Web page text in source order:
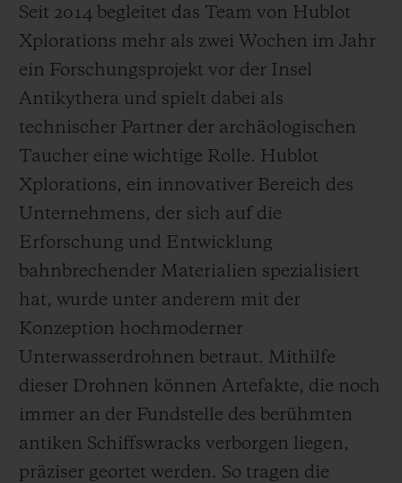
Seit 2014 begleitet das Team von Hublot
Xplorations mehr als zwei Wochen im Jahr
ein Forschungsprojekt vor der Insel
Antikythera und spielt dabei als
technischer Partner der archäologischen
Taucher eine wichtige Rolle. Hublot
Xplorations, ein innovativer Bereich des
Unternehmens, der sich auf die
Erforschung und Entwicklung
bahnbrechender Materialien spezialisiert
hat, wurde unter anderem mit der
Konzeption hochmoderner
Unterwasserdrohnen betraut. Mithilfe
dieser Drohnen können Artefakte, die noch
immer an der Fundstelle des berühmten
antiken Schiffswracks verborgen liegen,
präziser geortet werden. So tragen die